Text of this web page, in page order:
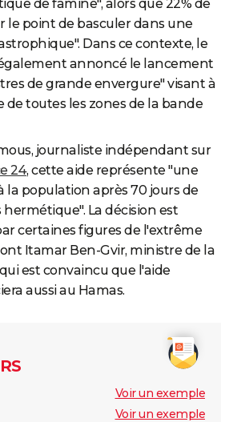
de famine", alors que 22% de
le point de basculer dans une
Dans ce contexte, le
annoncé le lancement
de grande envergure" visant à
toutes les zones de la bande
journaliste indépendant sur
24, cette aide représente "une
la population après 70 jours de
La décision est
certaines figures de l'extrême
Itamar Ben-Gvir, ministre de la
est convaincu que l'aide
aussi au Hamas.
Voir un exemple
Voir un exemple